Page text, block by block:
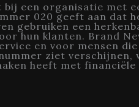
bij een organisatie met
020 geeft aan dat
gebruiken een
hun klanten. Brand
en voor mensen
ziet verschijnen,
heeft met